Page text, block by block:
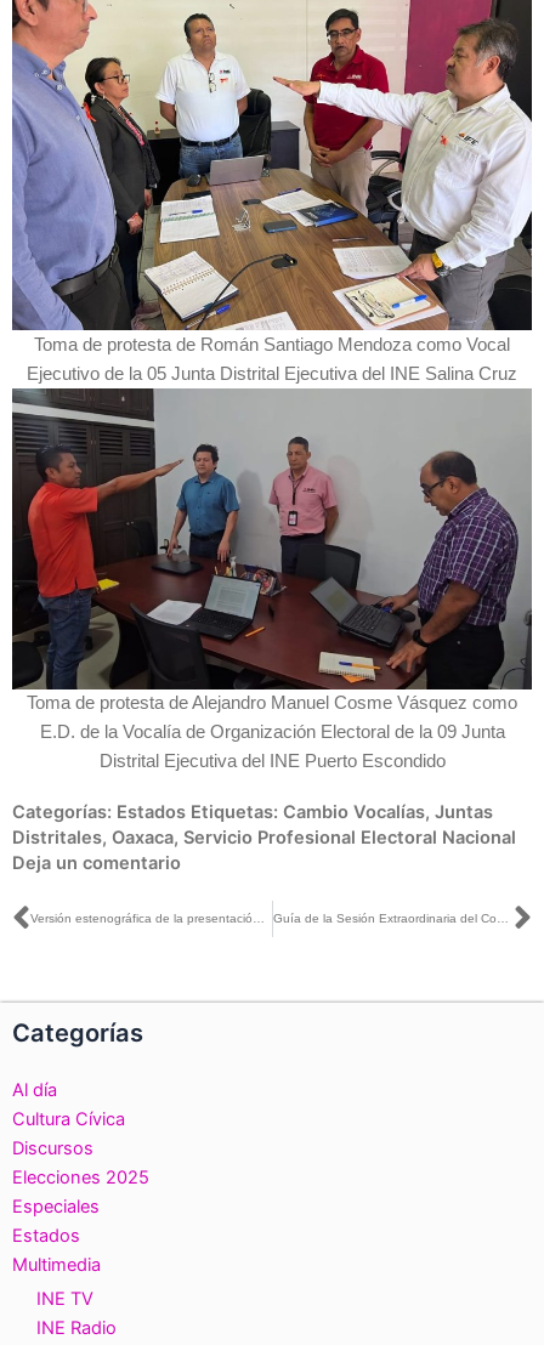
Toma de protesta de Román Santiago Mendoza como Vocal
Ejecutivo de la 05 Junta Distrital Ejecutiva del INE Salina Cruz
Toma de protesta de Alejandro Manuel Cosme Vásquez como
E.D. de la Vocalía de Organización Electoral de la 09 Junta
Distrital Ejecutiva del INE Puerto Escondido
Categorías: Estados Etiquetas: Cambio Vocalías, Juntas
Distritales, Oaxaca, Servicio Profesional Electoral Nacional
Deja un comentario
Ant Versión estenográfica de la presentación de la estadística de las Elecciones 2024 y del Proceso Electoral del Poder Judicial 2025, a través del Sistema de Consulta de la Estadística de las Elecciones (SICEE) Guía de la Sesión Extraordinaria del Consejo General del INE, 27 de noviembre de 2025
Categorías
Al día
Cultura Cívica
Discursos
Elecciones 2025
Especiales
Estados
Multimedia
INE TV
INE Radio